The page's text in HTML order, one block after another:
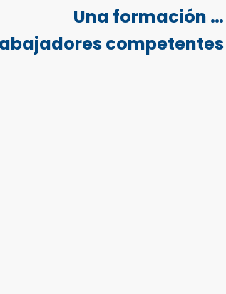
Una formación …
competentes